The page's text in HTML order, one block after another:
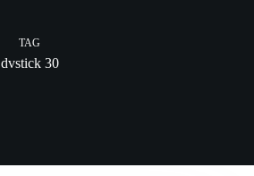
TAG
dvstick 30